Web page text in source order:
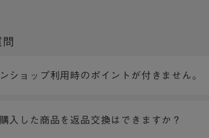
ショップ利用時のポイントが付きません。
入した商品を返品交換はできますか？